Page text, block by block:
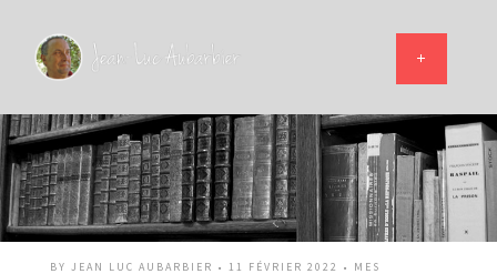
BY JEAN LUC AUBARBIER • 11 FÉVRIER 2022 • MES